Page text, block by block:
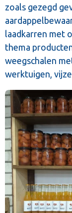
zoals gezegd
laadkarren met
thema
weegschalen
werktuigen,